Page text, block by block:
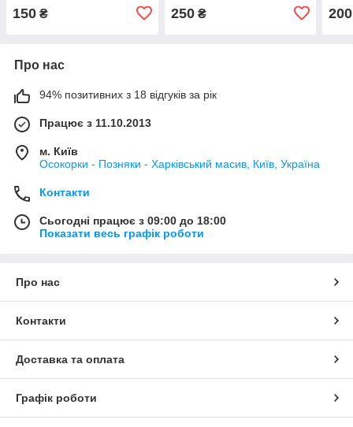
150 ₴ 250₴ 200
Про нас
94% позитивних з 18 відгуків за рік
Працює з 11.10.2013
м. Київ
Осокорки - Позняки - Харківський масив, Київ, Україна
Контакти
Сьогодні працює з 09:00 до 18:00
Показати весь графік роботи
Про нас
Контакти
Доставка та оплата
Графік роботи